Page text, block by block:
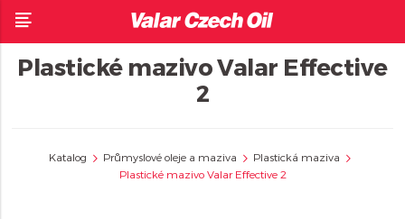
Plastické mazivo Valar Effective
2
Katalog Průmyslové oleje a maziva
Plastická maziva
Plastické mazivo Valar Effective 2